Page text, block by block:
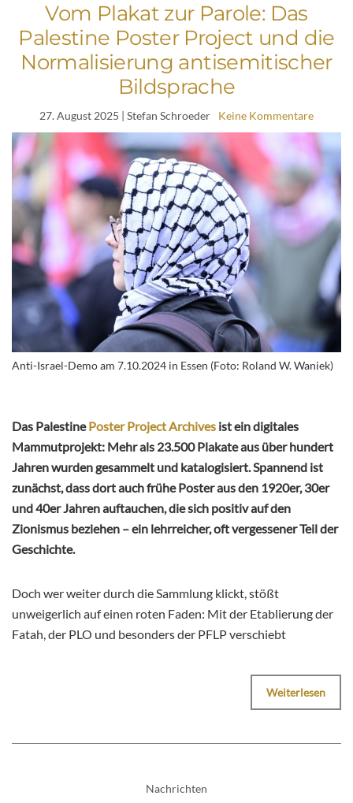
Vom Plakat zur Parole: Das
Palestine Poster Project und die
Normalisierung antisemitischer
Bildsprache
27. August 2025 | Stefan Schroeder Keine Kommentare
Anti-Israel-Demo am 7.10.2024 in Essen (Foto: Roland W. Waniek)
Das PalestinePoster Project Archives ist ein digitales
Mammutprojekt: Mehr als 23.500 Plakate aus über hundert
Jahren wurden gesammelt und katalogisiert. Spannend ist
zunächst, dass dort auch frühe Poster aus den 1920er, 30er
und 40er Jahren auftauchen, die sich positiv auf den
Zionismus beziehen – ein lehrreicher, oft vergessener Teil der
Geschichte.
Doch wer weiter durch die Sammlung klickt, stößt
unweigerlich auf einen roten Faden: Mit der Etablierung der
Fatah, der PLO und besonders der PFLP verschiebt
Weiterlesen
Nachrichten